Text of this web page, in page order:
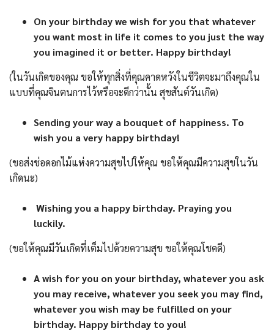
On your birthday we wish for you that whatever
you want most in life it comes to you just the way
you imagined it or better. Happy birthday!
(ในวันเกิดของคุณ ขอให้ทุกสิ่งที่คุณคาดหวังในชีวิตจะมาถึงคุณใน
แบบที่คุณจินตนการไว้หรือจะดีกว่านั้น สุขสันต์วันเกิด)
Sending your way a bouquet of happiness. To
wish you a very happy birthday!
(ขอส่งช่อดอกไม้แห่งความสุขไปให้คุณ ขอให้คุณมีความสุขในวัน
เกิดนะ)
Wishing you a happy birthday. Praying you
luckily.
(ขอให้คุณมีวันเกิดที่เต็มไปด้วยความสุข ขอให้คุณโชคดี)
A wish for you on your birthday, whatever you ask
you may receive, whatever you seek you may find,
whatever you wish may be fulfilled on your
birthday. Happy birthday to you!